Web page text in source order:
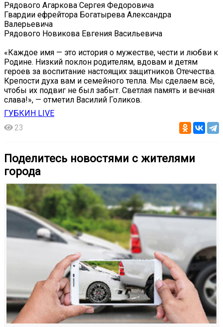
Рядового Агаркова Сергея Федоровича
Гвардии ефрейтора Богатырева Александра
Валерьевича
Рядового Новикова Евгения Васильевича
«Каждое имя — это история о мужестве, чести и любви к
Родине. Низкий поклон родителям, вдовам и детям
героев за воспитание настоящих защитников Отечества.
Крепости духа вам и семейного тепла. Мы сделаем всё,
чтобы их подвиг не был забыт. Светлая память и вечная
слава!», — отметил Василий Голиков.
ГУБКИН LIVE
23
Поделитесь новостями с жителями
города